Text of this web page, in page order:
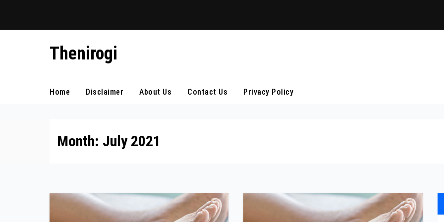
Thenirogi
Home Disclaimer About Us Contact Us Privacy Policy
Month: July 2021